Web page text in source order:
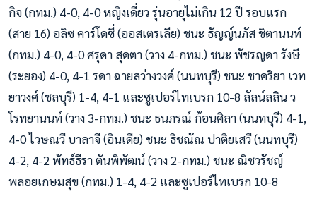
กิจ (กทม.) 4-0, 4-0 หญิงเดี่ยว รุ่นอายุไม่เกิน 12 ปี รอบแรก
(สาย 16) อลิซ คาร์โดซี่ (ออสเตรเลีย) ชนะ ธัญญ์นภัส ชิตานนท์
(กทม.) 4-0, 4-0 ศรุดา สุดตา (วาง 4-กทม.) ชนะ พัชรญดา รังษี
(ระยอง) 4-0, 4-1 รดา ฉายสว่างวงศ์ (นนทบุรี) ชนะ ชาคริยา เวท
ยาวงศ์ (ชลบุรี) 1-4, 4-1 และซูเปอร์ไทเบรก 10-8 ลัลน์ลลิน ว
โรทยานนท์ (วาง 3-กทม.) ชนะ ธนภรณ์ ก้อนศิลา (นนทบุรี) 4-1,
4-0 ไวษณวี บาลาจี (อินเดีย) ชนะ ธิชณัณ ปาติยเสวี (นนทบุรี)
4-2, 4-2 พัทธ์ธีรา ตันพิพัฒน์ (วาง 2-กทม.) ชนะ ณิชวรัชญ์
พลอยเกษมสุข (กทม.) 1-4, 4-2 และซูเปอร์ไทเบรก 10-8